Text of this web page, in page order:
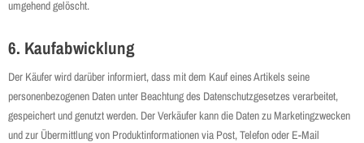
umgehend gelöscht.
6. Kaufabwicklung
Der Käufer wird darüber informiert, dass mit dem Kauf eines Artikels seine
personenbezogenen Daten unter Beachtung des Datenschutzgesetzes verarbeitet,
gespeichert und genutzt werden. Der Verkäufer kann die Daten zu Marketingzwecken
und zur Übermittlung von Produktinformationen via Post, Telefon oder E-Mail